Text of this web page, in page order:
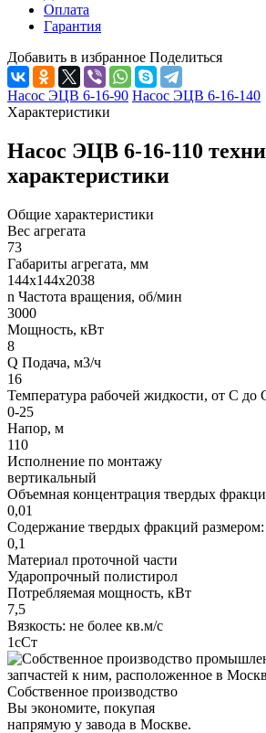
Оплата
Гарантия
Добавить в избранное Поделиться
Насос ЭЦВ 6-16-90 Насос ЭЦВ 6-16-140
Характеристики
Насос ЭЦВ 6-16-110
характеристики
Общие характеристики
Вес агрегата
73
Габариты агрегата, мм
144х144х2038
n Частота вращения, об/мин
3000
Мощность, кВт
8
Q Подача, м3/ч
16
Температура рабочей жидкости, от С до
0-25
Напор, м
110
Исполнение по монтажу
вертикальный
Объемная концентрация твердых
0,01
Содержание твердых фракций
0,1
Материал проточной части
Ударопрочный полистирол
Потребляемая мощность, кВт
7,5
Вязкость: не более кв.м/с
1сСт
Собственное производство
Вы экономите, покупая
напрямую у завода в Москве.